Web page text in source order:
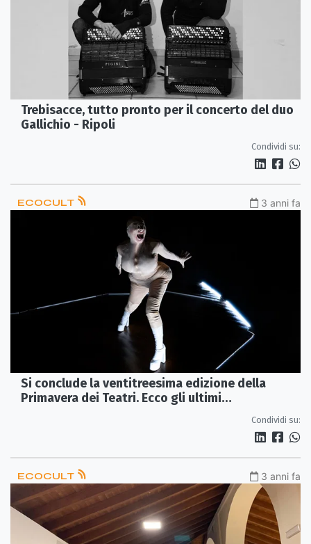
Trebisacce, tutto pronto per il concerto del duo
Gallichio - Ripoli
Condividi su:
ECOCULT 3 anni fa
Si conclude la ventitreesima edizione della
Primavera dei Teatri. Ecco gli ultimi
Condividi su:
ECOCULT 3 anni fa